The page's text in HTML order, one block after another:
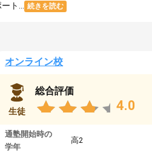
ト...
続きを読む
オンライン校
生徒
総合評価
4.0
通塾開始時の
学年
高2